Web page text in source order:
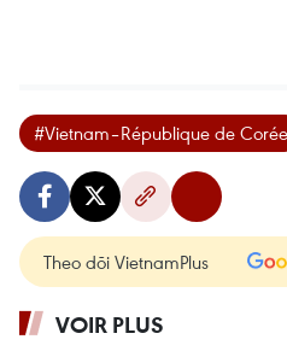
#Vietnam–République de Corée
Theo dõi VietnamPlus
VOIR PLUS